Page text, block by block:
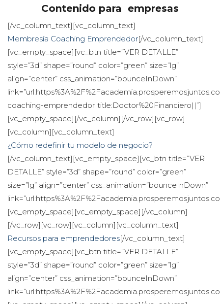
Contenido para empresa
[/vc_column_text][vc_column_text]
Membresía Coaching Emprendedor[/vc_column_text]
[vc_empty_space][vc_btn title=”VER DETALLE”
tyle=”3d” shape=”round” color=”green” size=”lg”
align=”center” css_animation=”bounceInDown”
coaching-emprendedor|title:Doctor%20Financiero||”]
[vc_empty_space][/vc_column][/vc_row][vc_row]
[vc_column][vc_column_text]
¿Cómo redefinir tu modelo de negocio?
[/vc_column_text][vc_empty_space][vc_btn title=”VER
DETALLE” style=”3d” shape=”round” color=”green”
ize=”lg” align=”center” css_animation=”bounceInDown”
[vc_empty_space][vc_empty_space][/vc_column]
[/vc_row][vc_row][vc_column][vc_column_text]
Recursos para emprendedore[/vc_column_text]
[vc_empty_space][vc_btn title=”VER DETALLE”
tyle=”3d” shape=”round” color=”green” size=”lg”
align=”center” css_animation=”bounceInDown”